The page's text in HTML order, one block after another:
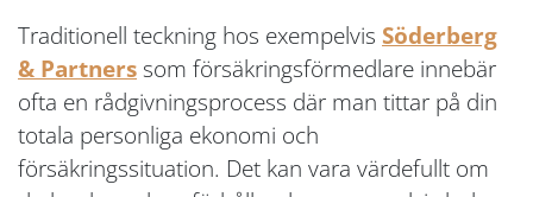
Traditionell teckning hos exempelvis Söderberg
& Partners som försäkringsförmedlare innebär
ofta en rådgivningsprocess där man tittar på din
totala personliga ekonomi och
försäkringssituation. Det kan vara värdefullt om